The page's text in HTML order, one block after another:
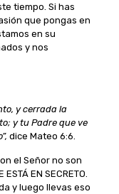
tiempo. Si has
que pongas en
en su
y nos
y cerrada la
y tu Padre que ve
dice Mateo 6:6.
el Señor no son
EN SECRETO.
y luego llevas eso